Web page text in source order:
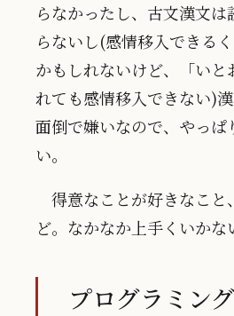
らなかったし、古文漢文は
らないし(感情移入できる
かもしれないけど、「いと
れても感情移入できない)
面倒で嫌いなので、やっぱ
い。
得意なことが好きなこと
ど。なかなか上手くいかな
プログラミン